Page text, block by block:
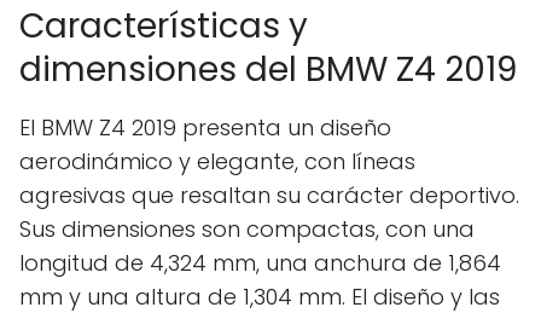
Características y
dimensiones del BMW Z4 2019
El BMW Z4 2019 presenta un diseño
aerodinámico y elegante, con líneas
agresivas que resaltan su carácter deportivo.
Sus dimensiones son compactas, con una
longitud de 4,324 mm, una anchura de 1,864
mm y una altura de 1,304 mm. El diseño y las